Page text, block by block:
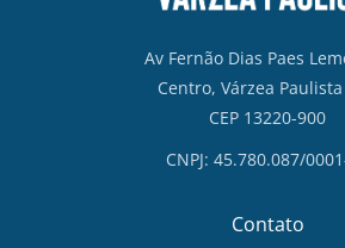
Av Fernão Dias Paes
Centro, Várzea Paulista
CEP 13220-900
CNPJ: 45.780.087/
Contato